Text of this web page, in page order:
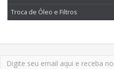
Troca de Óleo e Filtros